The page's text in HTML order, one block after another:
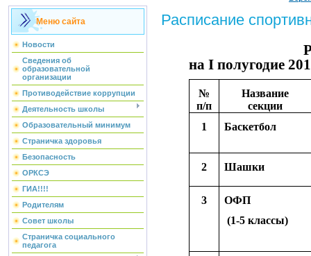
Меню сайта
Новости
Сведения об
образовательной
организации
Противодействие коррупции
Деятельность школы
Образовательный минимум
Страничка здоровья
Безопасность
ОРКСЭ
ГИА!!!!
Родителям
Совет школы
Страничка социального
педагога
Расписание
на Iполугодие
№
п/п
Название
секции
1
Баскетбол
2 Шашки
3
ОФП
(1-5 классы)